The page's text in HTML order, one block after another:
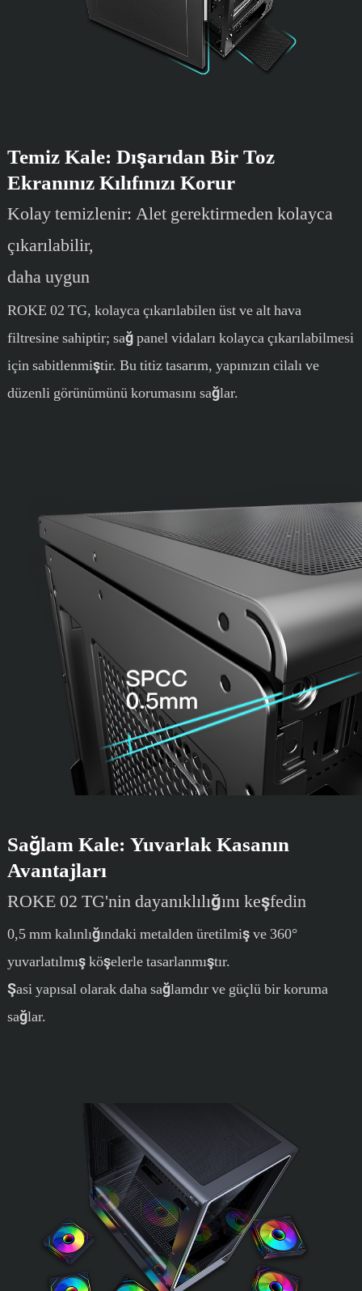
Temiz Kale: Dışarıdan Bir Toz
Ekranınız Kılıfınızı Korur
Kolay temizlenir: Alet gerektirmeden kolayca
çıkarılabilir,
daha uygun
ROKE 02 TG, kolayca çıkarılabilen üst ve alt hava
filtresine sahiptir; sağ panel vidaları kolayca çıkarılabilmesi
için sabitlenmiştir. Bu titiz tasarım, yapınızın cilalı ve
düzenli görünümünü korumasını sağlar.
Sağlam Kale: Yuvarlak Kasanın
Avantajları
ROKE 02 TG'nin dayanıklılığını keşfedin
0,5 mm kalınlığındaki metalden üretilmiş ve 360°
yuvarlatılmış köşelerle tasarlanmıştır.
Şasi yapısal olarak daha sağlamdır ve güçlü bir koruma
sağlar.